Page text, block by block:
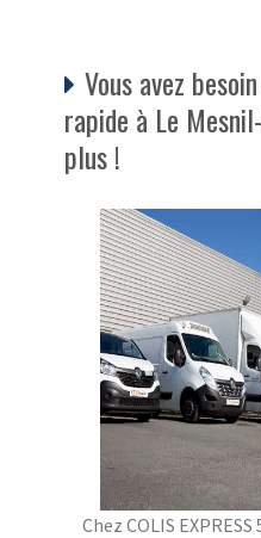
Vous avez
rapide à Le
plus !
Chez COLIS